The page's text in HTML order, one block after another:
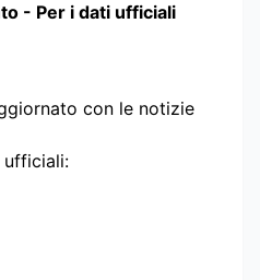
- Per i dati ufficiali
con le notizie
ufficiali: